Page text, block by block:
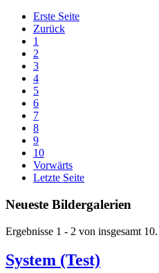
Erste Seite
Zurück
1
2
3
4
5
6
7
8
9
10
Vorwärts
Letzte Seite
Neueste Bildergalerien
Ergebnisse 1 - 2 von insgesamt 10.
System (Test)